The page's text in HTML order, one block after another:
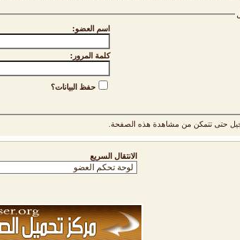
اسم العضو:
كلمة المرور:
حفظ البيانات؟
حتى تتمكن من مشاهدة هذه الصفحة.
الانتقال السريع